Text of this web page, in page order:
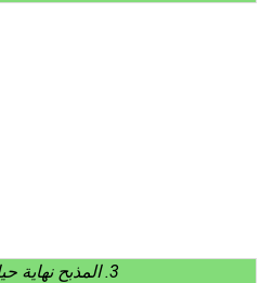
3. المذبح نهاية حياة واحدة